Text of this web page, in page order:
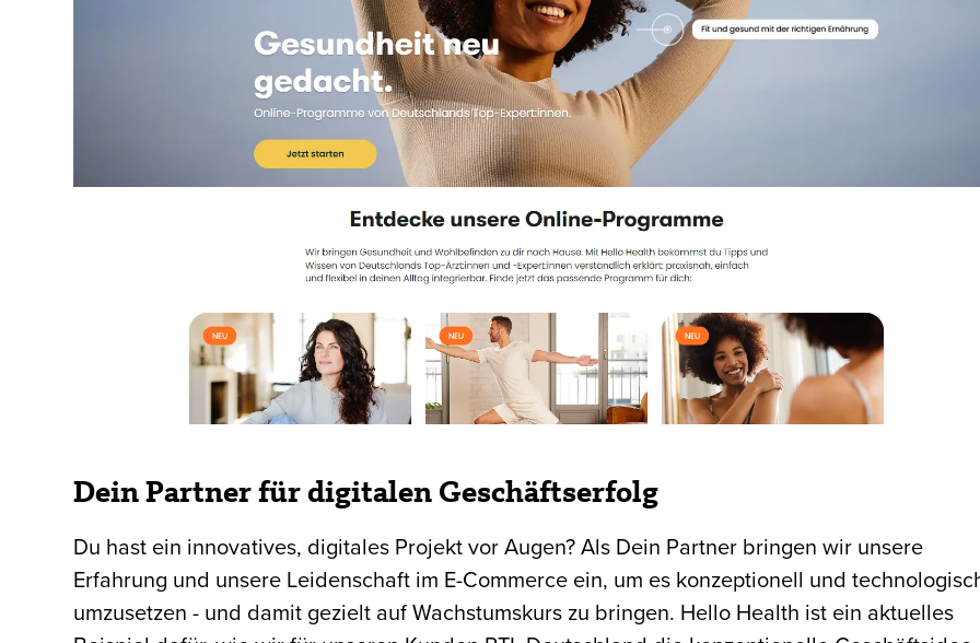
Dein Partner für digitalen Geschäftserfolg
Du hast ein innovatives, digitales Projekt vor Augen? Als Dein Partner bringen wir unsere
Erfahrung und unsere Leidenschaft im E-Commerce ein, um es konzeptionell und
umzusetzen - und damit gezielt auf Wachstumskurs zu bringen. Hello Health ist ein aktuelles